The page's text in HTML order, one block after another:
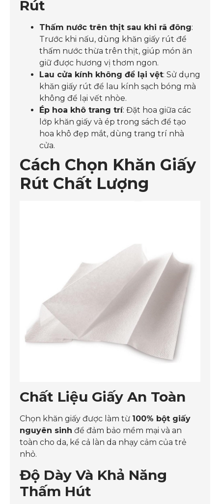
Rút
Thấm nước trên thịt sau khi rã đông:
Trước khi nấu, dùng khăn giấy rút để
thấm nước thừa trên thịt, giúp món ăn
giữ được hương vị thơm ngon.
Lau cửa kính không để lại vệt: Sử dụng
khăn giấy rút để lau kính sạch bóng mà
không để lại vết nhòe.
Ép hoa khô trang trí: Đặt hoa giữa các
lớp khăn giấy và ép trong sách để tạo
hoa khô đẹp mắt, dùng trang trí nhà
cửa.
Cách Chọn Khăn Giấy
Rút Chất Lượng
Chất Liệu Giấy An Toàn
Chọn khăn giấy được làm từ 100% bột giấy
nguyên sinh để đảm bảo mềm mại và an
toàn cho da, kể cả làn da nhạy cảm của trẻ
nhỏ.
Độ Dày Và Khả Năng
Thấm Hút